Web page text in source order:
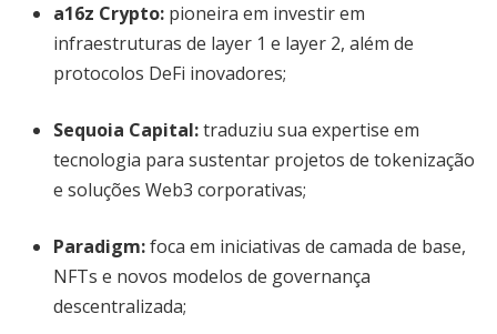
a16z Crypto: pioneira em investir em
infraestruturas de layer 1 e layer 2, além de
protocolos DeFi inovadores;
Sequoia Capital:traduziu sua expertise em
tecnologia para sustentar projetos de tokenização
e soluções Web3 corporativas;
Paradigm:foca em iniciativas de camada de base,
NFTs e novos modelos de governança
descentralizada;